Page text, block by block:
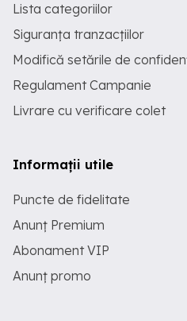
Lista categoriilor
Siguranța tranzacțiilor
Modifică setările de
Regulament Campanie
Livrare cu verificare colet
Informații utile
Puncte de fidelitate
Anunț Premium
Abonament VIP
Anunț promo